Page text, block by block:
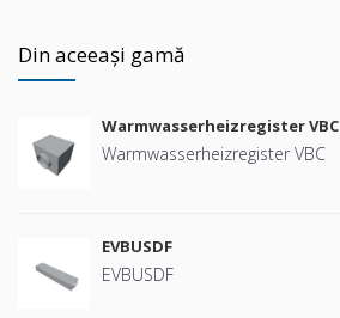
Din aceeași gamă
Warmwasserheizregister VBC
Warmwasserheizregister VBC
EVBUSDF
EVBUSDF